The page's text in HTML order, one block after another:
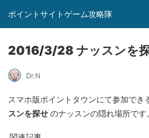
ポイントサイトゲーム攻略隊
2016/3/28 ナッスンを
Dr.N
スマホ版ポイントタウンにて参加でき
スンを探せのナッスンの隠れ場所です。